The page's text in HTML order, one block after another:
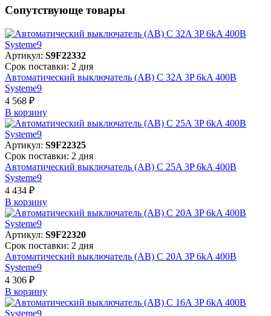
Сопутствующе товары
Артикул: S9F22332
Срок поставки: 2 дня
Автоматический выключатель (АВ) C 32A 3P 6kA 400В
Systeme9
4 568 ₽
В корзинy
Артикул: S9F22325
Срок поставки: 2 дня
Автоматический выключатель (АВ) C 25A 3P 6kA 400В
Systeme9
4 434 ₽
В корзинy
Артикул: S9F22320
Срок поставки: 2 дня
Автоматический выключатель (АВ) C 20A 3P 6kA 400В
Systeme9
4 306 ₽
В корзинy